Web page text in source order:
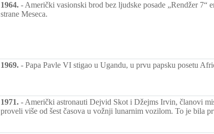
1964. - Američki vasionski brod bez ljudske posade „Rendžer 7“
strane Meseca.
1969. - Papa Pavle VI stigao u Ugandu, u prvu papsku posetu
1971. - Američki astronauti Dejvid Skot i Džejms Irvin, članovi
proveli više od šest časova u vožnji lunarnim vozilom. To je bila